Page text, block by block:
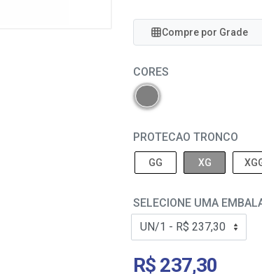
Compre por Grade
CORES
PROTECAO TRONCO
GG XG
SELECIONE UMA
R$ 237,30